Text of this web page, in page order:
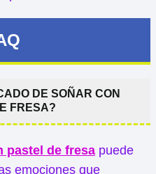
DE SOÑAR CON
FRESA?
pastel de fresa puede
emociones que